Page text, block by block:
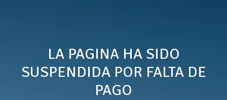
LA PAGINA HA SIDO
SUSPENDIDA POR FALTA DE
PAGO